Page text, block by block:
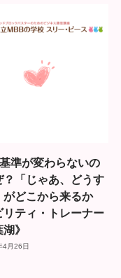
準が変わらないの
？「じゃあ、どうす
がどこから来るか
リティ・トレーナー
》
4月26日